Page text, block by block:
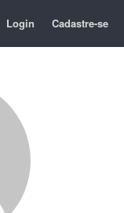
Login Cadastre-se